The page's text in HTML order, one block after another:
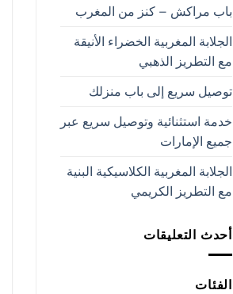
باب مراكش – كنز من المغرب
الجلابة المغربية الخضراء الأنيقة
مع التطريز الذهبي
توصيل سريع إلى باب منزلك
خدمة استثنائية وتوصيل سريع عبر
جميع الإمارات
الجلابة المغربية الكلاسيكية البنية
مع التطريز الكريمي
أحدث التعليقات
الفئات